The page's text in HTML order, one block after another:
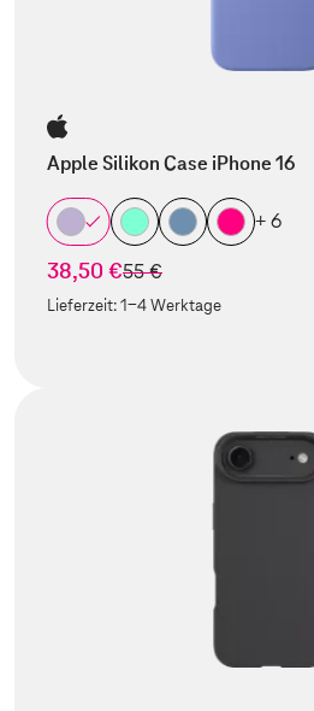
Apple Silikon Case iPhone 16
+ 6
38,50 €statt
55 €
Lieferzeit:1-4 Werktage